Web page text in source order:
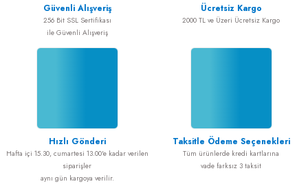
Bu ürüne benzer farklı alternatifler olmalı.
A... E... | 15/10/2025
Alışveriş sorunsuz
Cerrahiye yönelik tüm ihtiyaçlarımı
greftburada.com'dan karşılıyorum. Son
derece memnunum
Güvenli Alışveriş
256 Bit SSL Sertifikası
ile Güvenli Alışveriş
Ücretsiz Kargo
2000 TL ve Üzeri Ücretsiz Kargo
Hızlı Gönderi
Hafta içi 15.30, cumartesi 13.00'e kadar verilen
siparişler
aynı gün kargoya verilir.
Taksitle Ödeme Seçenekleri
Tüm ürünlerde kredi kartlarına
vade farksız 3 taksit